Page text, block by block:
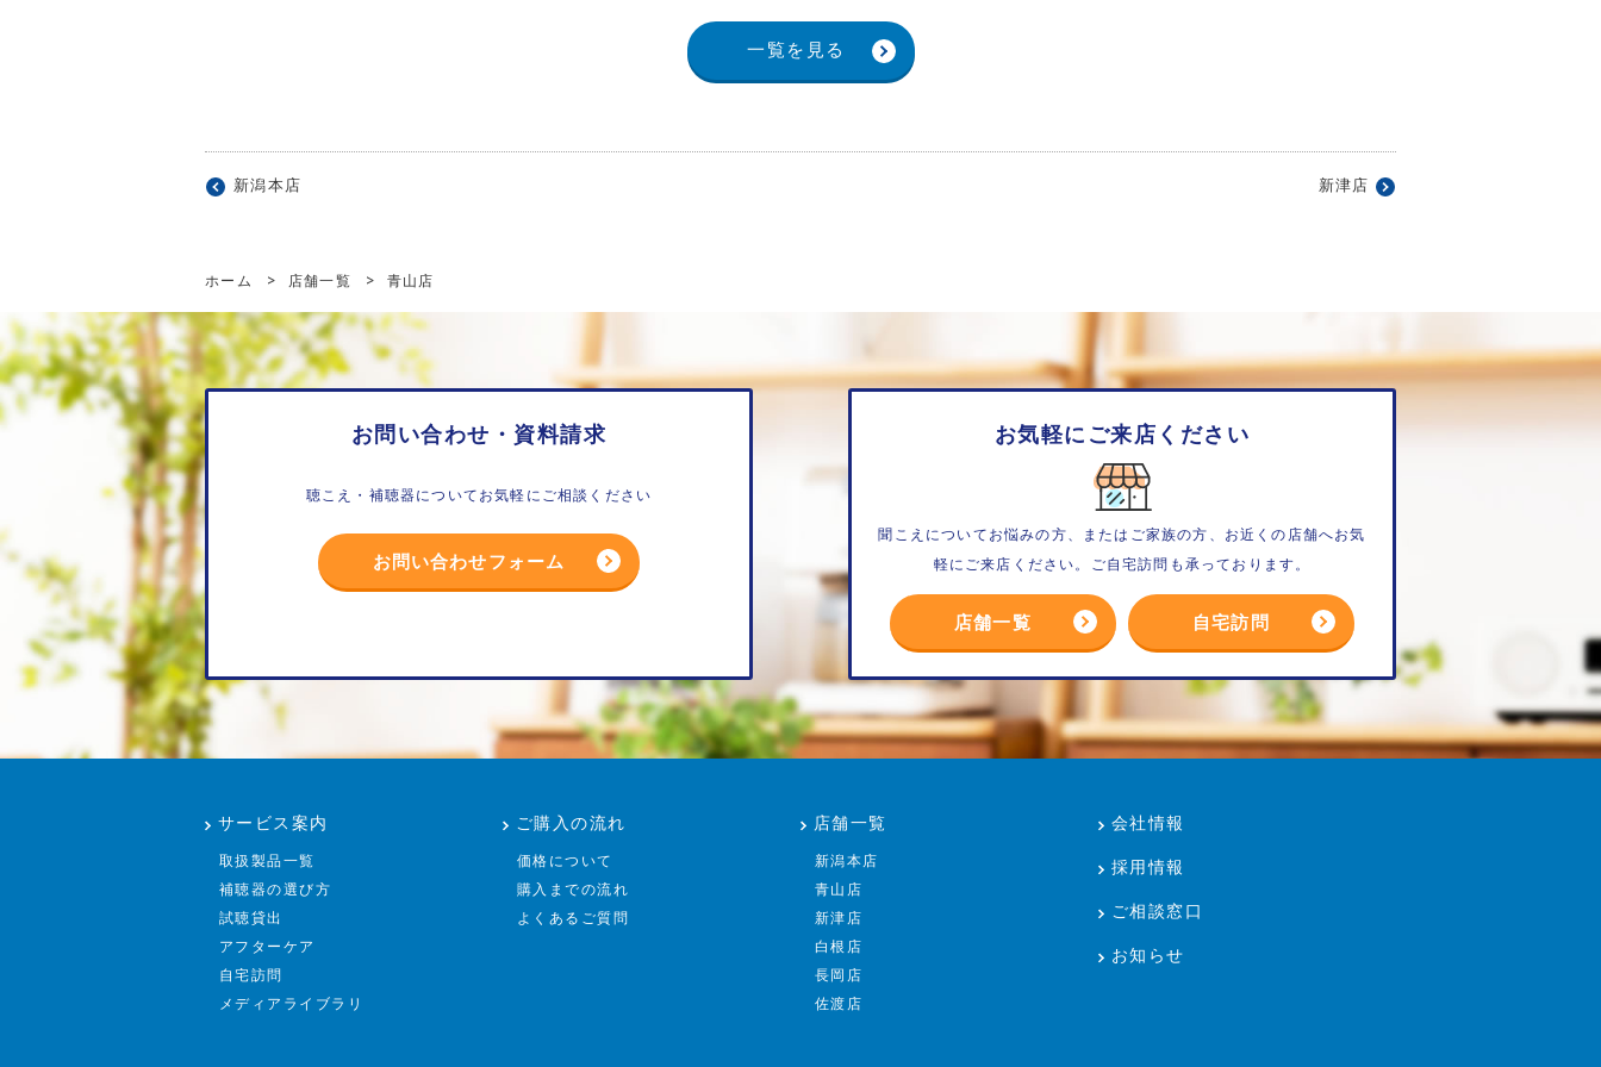
一覧を見る
新潟本店 新津店
ホーム > 店舗一覧 > 青山店
お問い合わせ・資料請求
聴こえ・補聴器についてお気軽にご相談ください
お問い合わせフォーム
お気軽にご来店ください
聞こえについてお悩みの方、またはご家族の方、お近くの店舗へお気
軽にご来店ください。ご自宅訪問も承っております。
店舗一覧 自宅訪問
サービス案内
取扱製品一覧
補聴器の選び方
試聴貸出
アフターケア
自宅訪問
メディアライブラリ
ご購入の流れ
価格について
購入までの流れ
よくあるご質問
店舗一覧
新潟本店
青山店
新津店
白根店
長岡店
佐渡店
会社情報
採用情報
ご相談窓口
お知らせ